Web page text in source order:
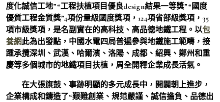
度化誠信工地”“工程扶植項目優良design結果一等獎”“國度
優質工程金質獎”4項份量級國度獎項，124項省部級獎項，35
項市級獎項，是名副實在的高科技、高品德地鐵工程。以包
養網此為出發點，中國水電四局普遍參與地鐵施工範疇，接
踵承攬深圳、武漢、哈爾濱、洛陽、成都、紹興、鄭州和重
慶等多個城市的地鐵項目扶植，周全開釋企業成長活氣。
在大張旗鼓、事跡明顯的多元成長中，開闢朝上進步，
企業構成和鑄造了“艱難創業、規范嚴謹、誠信擔負、品德出